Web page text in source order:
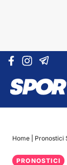
Vai al contenuto
Home Pronostici
PRONOSTICI